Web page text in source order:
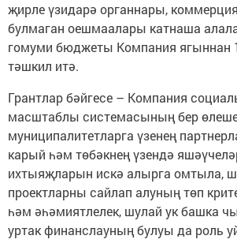
җирле үзидарә органнары,
булмаган оешмаалары катнаша
гомуми бюджеты Компания ягыннан
тәшкил итә.
Грантлар бәйгесе – Компания
масштаблы системасының бер
муниципалитетларга үзенең
карый һәм төбәкнең үзендә
ихтыяҗларын искә алырга омтыла,
проектларны сайлап алуның төп
һәм әһәмиятлелек, шулай ук башка
уртак финанслауның булуы да роль